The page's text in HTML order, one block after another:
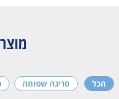
הכל סריגה שטוחה